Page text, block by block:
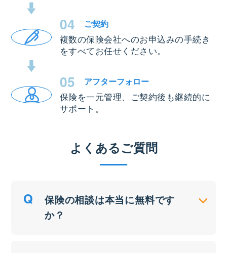
04 ご契約
複数の保険会社へのお申込みの手続き
をすべてお任せください。
05 アフターフォロー
保険を一元管理、ご契約後も継続的に
サポート。
よくあるご質問
保険の相談は本当に無料です
か？